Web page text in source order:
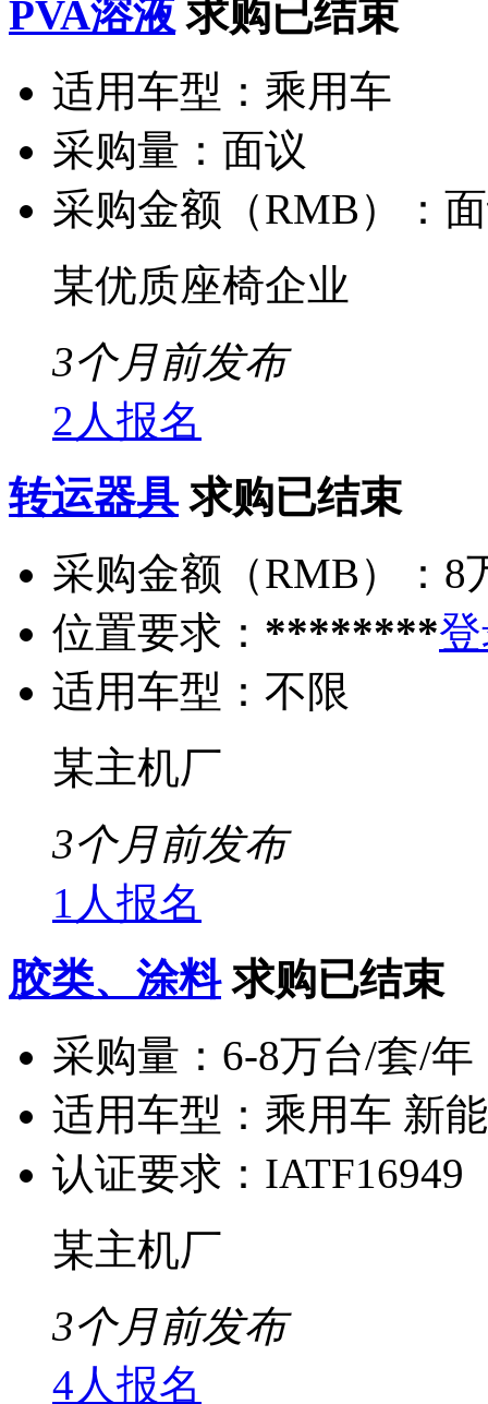
PVA溶液 求购已结束
适用车型： 乘用车
采购量： 面议
采购金额（RMB）：
某优质座椅企业
3个月前发布
2人报名
转运器具 求购已结束
采购金额（RMB）： 8
位置要求： ********
适用车型： 不限
某主机厂
3个月前发布
1人报名
胶类、涂料 求购已结束
采购量： 6-8万台/套/年
适用车型： 乘用车 新
认证要求： IATF16949
某主机厂
3个月前发布
4人报名